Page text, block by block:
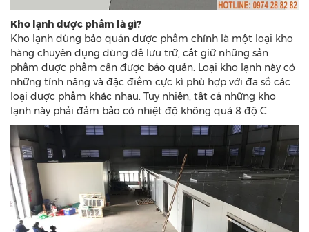
Kho lạnh dược phẩm là gì?
Kho lạnh dùng bảo quản dược phẩm chính là một loại kho
hàng chuyên dụng dùng để lưu trữ, cất giữ những sản
phẩm dược phẩm cần được bảo quản. Loại kho lạnh này có
những tính năng và đặc điểm cực kì phù hợp với đa số các
loại dược phẩm khác nhau. Tuy nhiên, tất cả những kho
lạnh này phải đảm bảo có nhiệt độ không quá 8 độ C.